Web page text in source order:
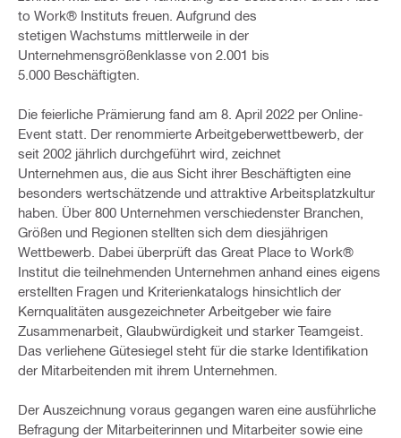
to Work® Instituts freuen. Aufgrund des
stetigen Wachstums mittlerweile in der
Unternehmensgrößenklasse von 2.001 bis
5.000 Beschäftigten.
Die feierliche Prämierung fand am 8. April 2022 per Online-
Event statt. Der renommierte Arbeitgeberwettbewerb, der
seit 2002 jährlich durchgeführt wird, zeichnet
Unternehmen aus, die aus Sicht ihrer Beschäftigten eine
besonders wertschätzende und attraktive Arbeitsplatzkultur
haben. Über 800 Unternehmen verschiedenster Branchen,
Größen und Regionen stellten sich dem diesjährigen
Wettbewerb. Dabei überprüft das Great Place to Work®
Institut die teilnehmenden Unternehmen anhand eines eigens
erstellten Fragen und Kriterienkatalogs hinsichtlich der
Kernqualitäten ausgezeichneter Arbeitgeber wie faire
Zusammenarbeit, Glaubwürdigkeit und starker Teamgeist.
Das verliehene Gütesiegel steht für die starke Identifikation
der Mitarbeitenden mit ihrem Unternehmen.
Der Auszeichnung voraus gegangen waren eine ausführliche
Befragung der Mitarbeiterinnen und Mitarbeiter sowie eine